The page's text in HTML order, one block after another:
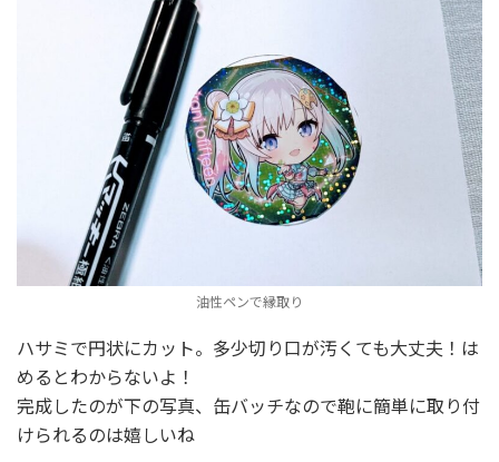
油性ペンで縁取り
ハサミで円状にカット。多少切り口が汚くても大丈夫！は
めるとわからないよ！
完成したのが下の写真、缶バッチなので鞄に簡単に取り付
けられるのは嬉しいね